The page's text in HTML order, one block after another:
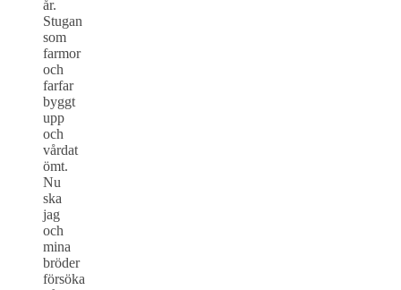
år.
Stugan
som
farmor
och
farfar
byggt
upp
och
vårdat
ömt.
Nu
ska
jag
och
mina
bröder
försöka